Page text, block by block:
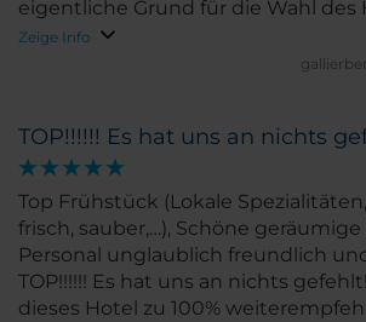
eigentliche Grund für die Wahl des
Personal verdient ein extra Lob! Einziger
Wermutstropfen: Air Condition
22°C regelbar - uns war nachts
Hotel aber empfehlen und würden
wählen.
Zeige Info
TOP!!!!!! Es hat uns an nichts
Top Frühstück (Lokale
frisch, sauber,…), Schöne
Personal unglaublich freundlich
TOP!!!!!! Es hat uns an nichts
dieses Hotel zu 100%